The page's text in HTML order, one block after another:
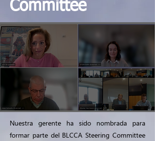
Committee
Nuestra gerente ha sido nombrada para
formar parte del BLCCA Steering Committee